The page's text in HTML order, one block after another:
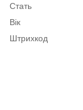
Стать
Вік
Штрихкод